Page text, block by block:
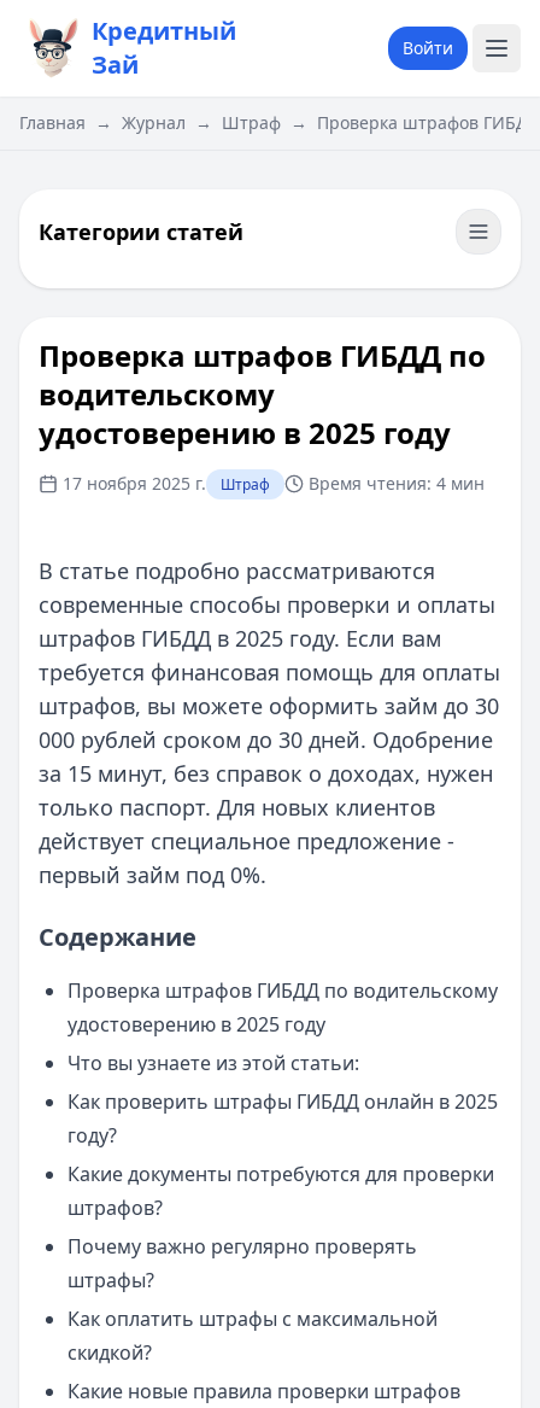
Кредитный
Зай
Войти
Главная → Журнал → Штраф → Проверка штрафов ГИБДД
Категории статей
Проверка штрафов ГИБДД по
водительскому
удостоверению в 2025 году
17 ноября 2025 г. Штраф Время чтения: 4 мин
В статье подробно рассматриваются
современные способы проверки и оплаты
штрафов ГИБДД в 2025 году. Если вам
требуется финансовая помощь для оплаты
штрафов, вы можете оформить займ до 30
000 рублей сроком до 30 дней. Одобрение
за 15 минут, без справок о доходах, нужен
только паспорт. Для новых клиентов
действует специальное предложение -
первый займ под 0%.
Содержание
Проверка штрафов ГИБДД по водительскому
удостоверению в 2025 году
Что вы узнаете из этой статьи:
Как проверить штрафы ГИБДД онлайн в 2025
году?
Какие документы потребуются для проверки
штрафов?
Почему важно регулярно проверять
штрафы?
Как оплатить штрафы с максимальной
скидкой?
Какие новые правила проверки штрафов